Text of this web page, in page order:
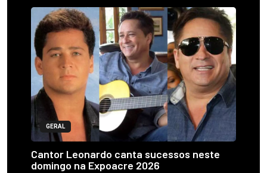
GERAL
Cantor Leonardo canta sucessos neste
domingo na Expoacre 2026